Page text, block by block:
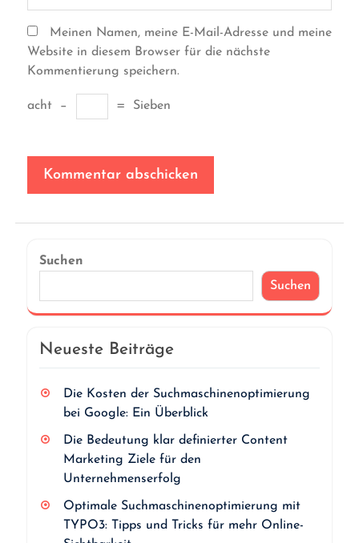
Meinen Namen, meine E-Mail-Adresse und meine
Website in diesem Browser für die nächste
Kommentierung speichern.
acht − = Sieben
Suchen
Suchen
Neueste Beiträge
Die Kosten der Suchmaschinenoptimierung
bei Google: Ein Überblick
Die Bedeutung klar definierter Content
Marketing Ziele für den
Unternehmenserfolg
Optimale Suchmaschinenoptimierung mit
TYPO3: Tipps und Tricks für mehr Online-